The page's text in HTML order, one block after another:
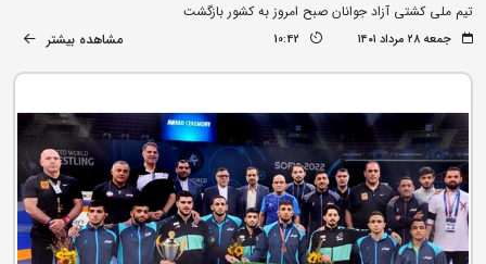
تیم ملی کشتی آزاد جوانان صبح امروز به کشور بازگشت
جمعه ۲۸ مرداد ۱۴۰۱ 10:42 مشاهده بیشتر